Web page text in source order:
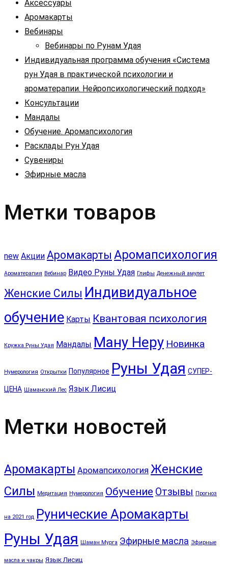
Аксессуары
Аромакарты
Вебинары
Вебинары по Рунам Удая
Индивидуальная программа обучения «Система
рун Удая в практической психологии и
ароматерапии. Нейропсихологический подход»
Консультации
Мандалы
Обучение. Аромапсихология
Расклады Рун Удая
Сувениры
Эфирные масла
Метки товаров
new Акции Аромакарты Аромапсихология
Ароматерапия Вебинар Видео Руны Удая Глифы Денежный амулет
Женские Силы Индивидуальное
обучение Карты Квантовая психология
Кружка Руны Удая Мандалы Ману Неру Новинка
Нумерология Открытки Популярное Руны Удая СУПЕР-
ЦЕНА Шаманский Лес Язык Лисиц
Метки новостей
Аромакарты Аромапсихология Женские
Силы Медитация Нумерология Обучение Отзывы Прогноз
на 2021 год Рунические Аромакарты
Руны Удая Шаман Мурга Эфирные масла Эфирные
масла и чакры Язык Лисиц